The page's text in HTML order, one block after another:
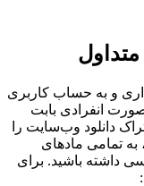
و به حساب کاربری
انفرادی بابت
دانلود وب‌سایت را
به تمامی مادهای
داشته باشید. برای